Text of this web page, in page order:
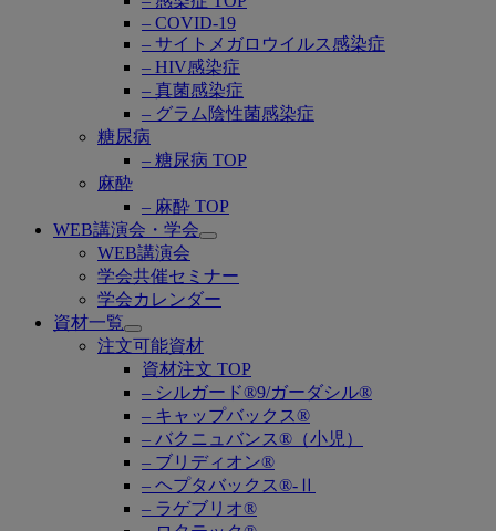
– COVID-19
– サイトメガロウイルス感染症
– HIV感染症
– 真菌感染症
– グラム陰性菌感染症
糖尿病
– 糖尿病 TOP
麻酔
– 麻酔 TOP
WEB講演会・学会
Open
WEB講演会
学会共催セミナー
学会カレンダー
資材一覧
Open
submenu
注文可能資材
資材注文 TOP
– シルガード®9/ガーダシル®
– キャップバックス®
– バクニュバンス®（小児）
– ブリディオン®
– ヘプタバックス®-Ⅱ
– ラゲブリオ®